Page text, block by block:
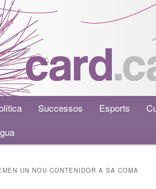
Successos Esports
UN NOU CONTENIDOR A SA COMA